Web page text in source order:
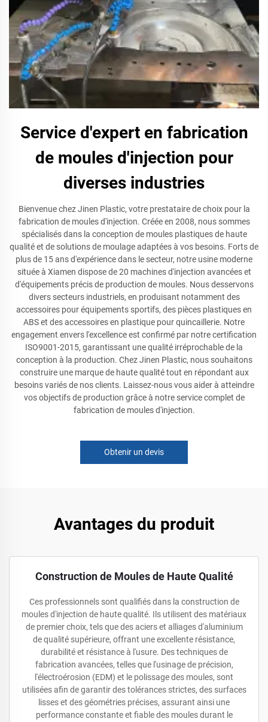
Service d'expert en fabrication
de moules d'injection pour
diverses industries
Bienvenue chez Jinen Plastic, votre prestataire de choix pour la
fabrication de moules d'injection. Créée en 2008, nous sommes
spécialisés dans la conception de moules plastiques de haute
qualité et de solutions de moulage adaptées à vos besoins. Forts de
plus de 15 ans d'expérience dans le secteur, notre usine moderne
située à Xiamen dispose de 20 machines d'injection avancées et
d'équipements précis de production de moules. Nous desservons
divers secteurs industriels, en produisant notamment des
accessoires pour équipements sportifs, des pièces plastiques en
ABS et des accessoires en plastique pour quincaillerie. Notre
engagement envers l'excellence est confirmé par notre certification
ISO9001-2015, garantissant une qualité irréprochable de la
conception à la production. Chez Jinen Plastic, nous souhaitons
construire une marque de haute qualité tout en répondant aux
besoins variés de nos clients. Laissez-nous vous aider à atteindre
vos objectifs de production grâce à notre service complet de
fabrication de moules d'injection.
Obtenir un devis
Avantages du produit
Construction de Moules de Haute Qualité
Ces professionnels sont qualifiés dans la construction de
moules d'injection de haute qualité. Ils utilisent des matériaux
de premier choix, tels que des aciers et alliages d'aluminium
de qualité supérieure, offrant une excellente résistance,
durabilité et résistance à l'usure. Des techniques de
fabrication avancées, telles que l'usinage de précision,
l'électroérosion (EDM) et le polissage des moules, sont
utilisées afin de garantir des tolérances strictes, des surfaces
lisses et des géométries précises, assurant ainsi une
performance constante et fiable des moules durant le